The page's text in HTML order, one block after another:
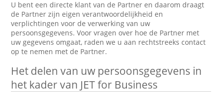
U bent een directe klant van de Partner en daarom draagt
de Partner zijn eigen verantwoordelijkheid en
verplichtingen voor de verwerking van uw
persoonsgegevens. Voor vragen over hoe de Partner met
uw gegevens omgaat, raden we u aan rechtstreeks contact
op te nemen met de Partner.
Het delen van uw persoonsgegevens in
het kader van JET for Business